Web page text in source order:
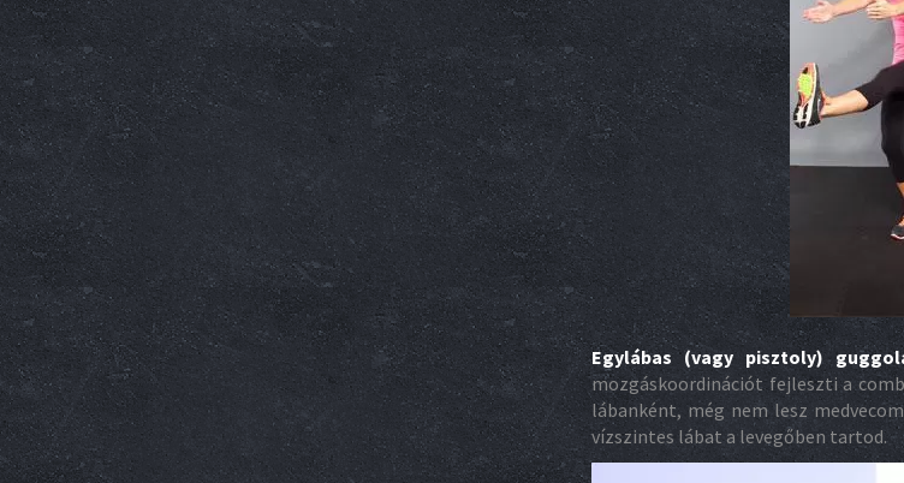
Egylábas (vagy pisztoly)
mozgáskoordinációt fejleszti a
lábanként, még nem lesz
vízszintes lábat a levegőben tartod.